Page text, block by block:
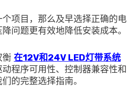
项目，那么及早选择正确的电
问题更有效地降低安装成本。
衡 在12V和24V LED灯带系统
程序可用性、控制器兼容性和
的完整选择指南。